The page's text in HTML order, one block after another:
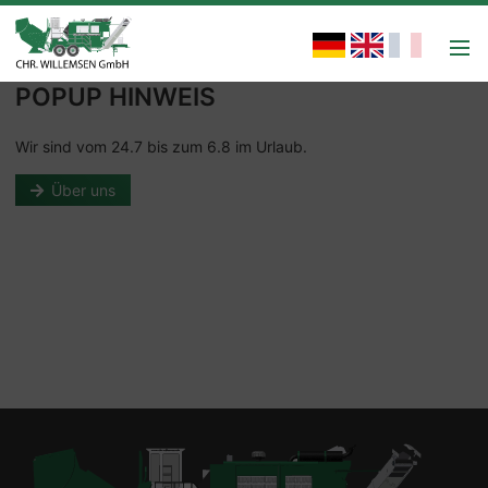
POPUP HINWEIS
Wir sind vom 24.7 bis zum 6.8 im Urlaub.
Über uns